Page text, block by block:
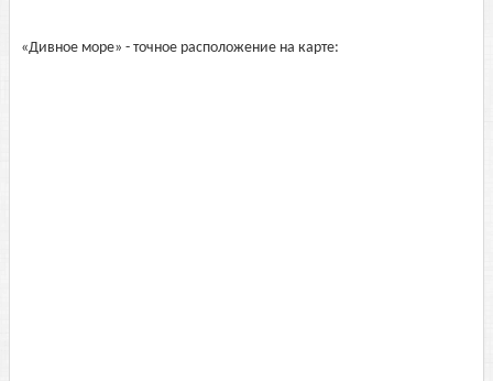
«Дивное море» - точное расположение на карте: